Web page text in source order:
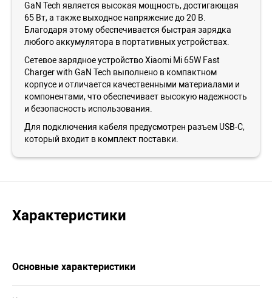
GaN Tech является высокая мощность, достигающая
65 Вт, а также выходное напряжение до 20 В.
Благодаря этому обеспечивается быстрая зарядка
любого аккумулятора в портативных устройствах.
Сетевое зарядное устройство Xiaomi Mi 65W Fast
Charger with GaN Tech выполнено в компактном
корпусе и отличается качественными материалами и
компонентами, что обеспечивает высокую надежность
и безопасность использования.
Для подключения кабеля предусмотрен разъем USB-C,
который входит в комплект поставки.
Характеристики
Основные характеристики